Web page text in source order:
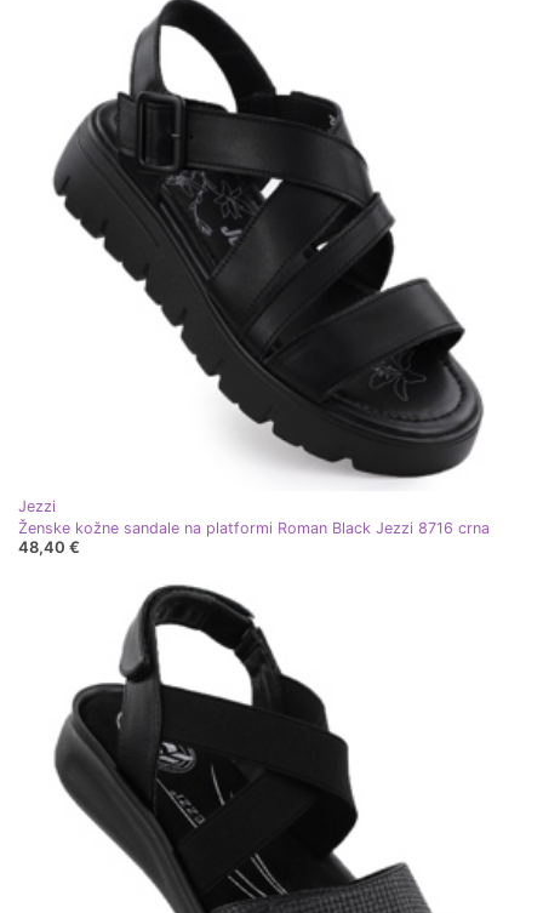
Jezzi
Ženske kožne sandale na platformi Roman Black Jezzi 8716 crna
48,40 €